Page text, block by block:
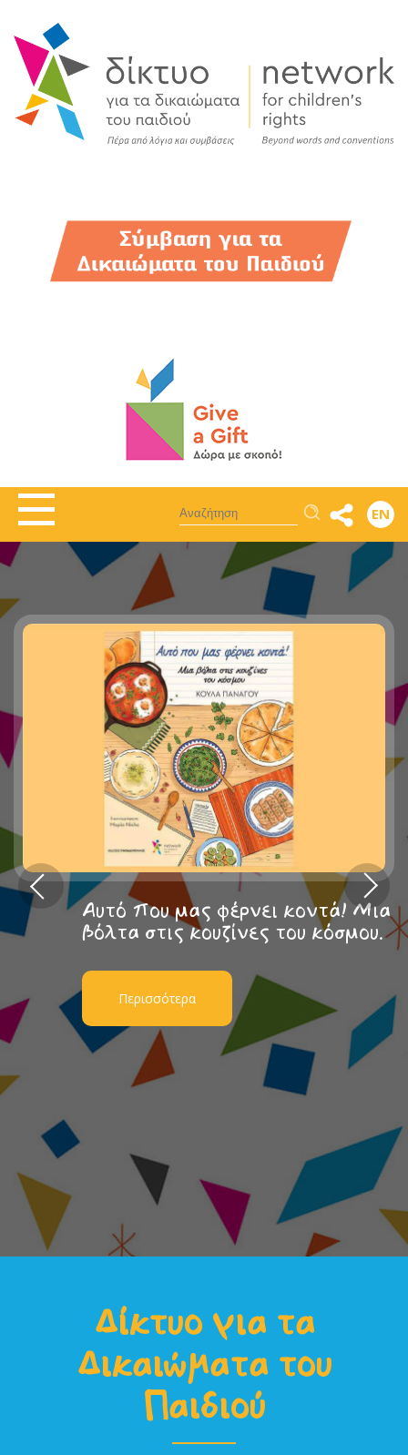
Αναζήτηση EN
Αυτό που μας φέρνει κοντά! Μια
βόλτα στις κουζίνες του κόσμου.
Περισσότερα
Δίκτυο για τα
Δικαιώµατα του
Παιδιού